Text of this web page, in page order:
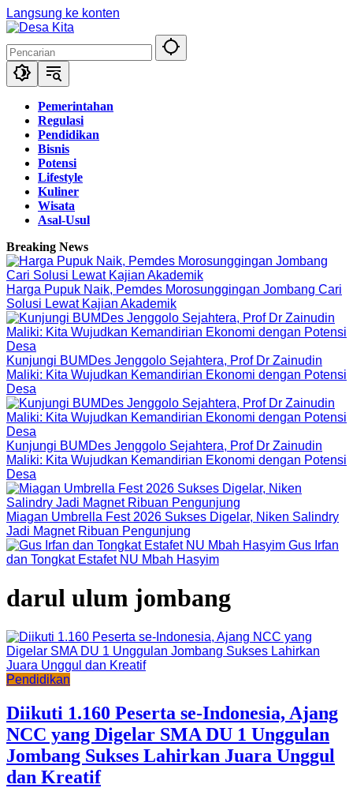
Langsung ke konten
Pemerintahan
Regulasi
Pendidikan
Bisnis
Potensi
Lifestyle
Kuliner
Wisata
Asal-Usul
Breaking News
Harga Pupuk Naik, Pemdes Morosunggingan Jombang Cari
Solusi Lewat Kajian Akademik
Kunjungi BUMDes Jenggolo Sejahtera, Prof Dr Zainudin
Maliki: Kita Wujudkan Kemandirian Ekonomi dengan Potensi
Desa
Kunjungi BUMDes Jenggolo Sejahtera, Prof Dr Zainudin
Maliki: Kita Wujudkan Kemandirian Ekonomi dengan Potensi
Desa
Miagan Umbrella Fest 2026 Sukses Digelar, Niken Salindry
Jadi Magnet Ribuan Pengunjung
Gus Irfan
dan Tongkat Estafet NU Mbah Hasyim
darul ulum jombang
Pendidikan
Diikuti 1.160 Peserta se-Indonesia, Ajang
NCC yang Digelar SMA DU 1 Unggulan
Jombang Sukses Lahirkan Juara Unggul
dan Kreatif